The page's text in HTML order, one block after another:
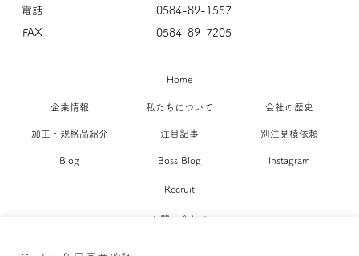
電話
0584-89-1557
FAX
0584-89-7205
Home
企業情報 私たちについて 会社の歴史
加工・規格品紹介 注目記事 別注見積依頼
Blog Boss Blog Instagram
Recruit
お問い合わせ